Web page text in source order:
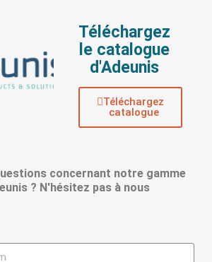
Téléchargez
le catalogue
d'Adeunis
Téléchargez
catalogue
concernant notre gamme
? N'hésitez pas à nous